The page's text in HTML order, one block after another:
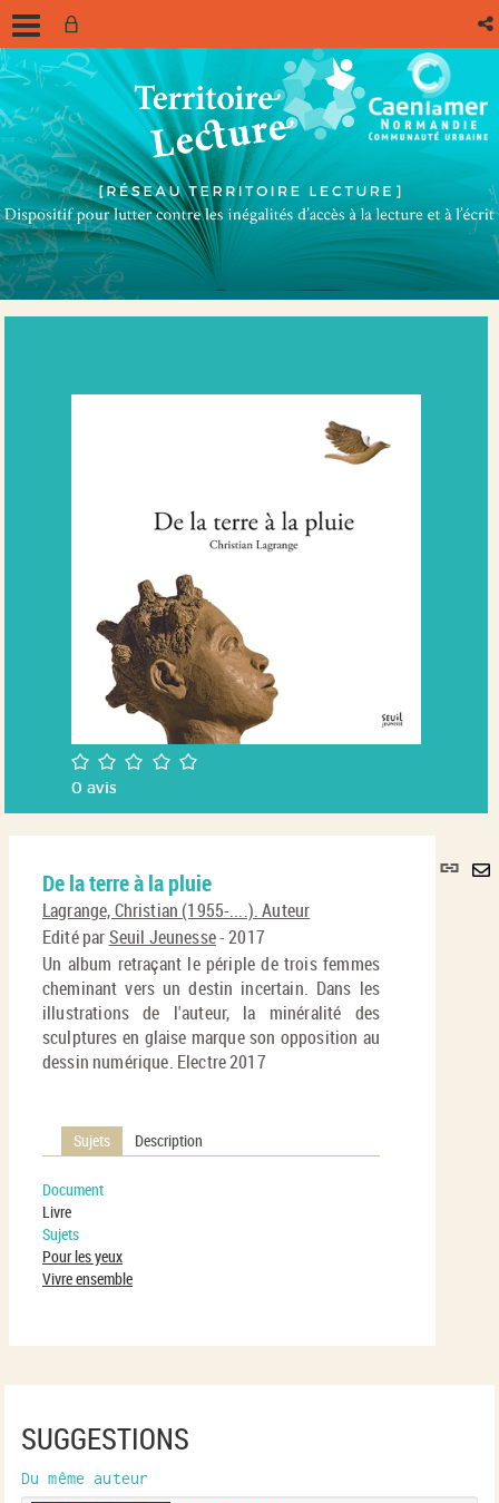
/5
0avis
Lien
De la terre à la pluie
Lagrange, Christian (1955-....). Auteur
Edité parSeuil Jeunesse- 2017
Un album retraçant le périple de trois femmes
cheminant vers un destin incertain. Dans les
illustrations de l'auteur, la minéralité des
sculptures en glaise marque son opposition au
dessin numérique. Electre 2017
Sujets Description
Document
Livre
Sujets
Pour les yeux
Vivre ensemble
SUGGESTIONS
Du même auteur